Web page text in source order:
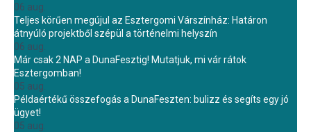
06 aug.
Teljes körűen megújul az Esztergomi Várszínház: Határon
átnyúló projektből szépül a történelmi helyszín
06 aug.
Már csak 2 NAP a DunaFesztig! Mutatjuk, mi vár rátok
Esztergomban!
05 aug.
Példaértékű összefogás a DunaFeszten: bulizz és segíts egy jó
ügyet!
05 aug.